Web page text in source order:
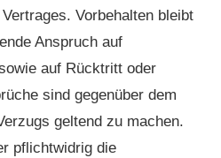
Vorbehalten bleibt
Anspruch auf
auf Rücktritt oder
sind gegenüber dem
geltend zu machen.
pflichtwidrig die